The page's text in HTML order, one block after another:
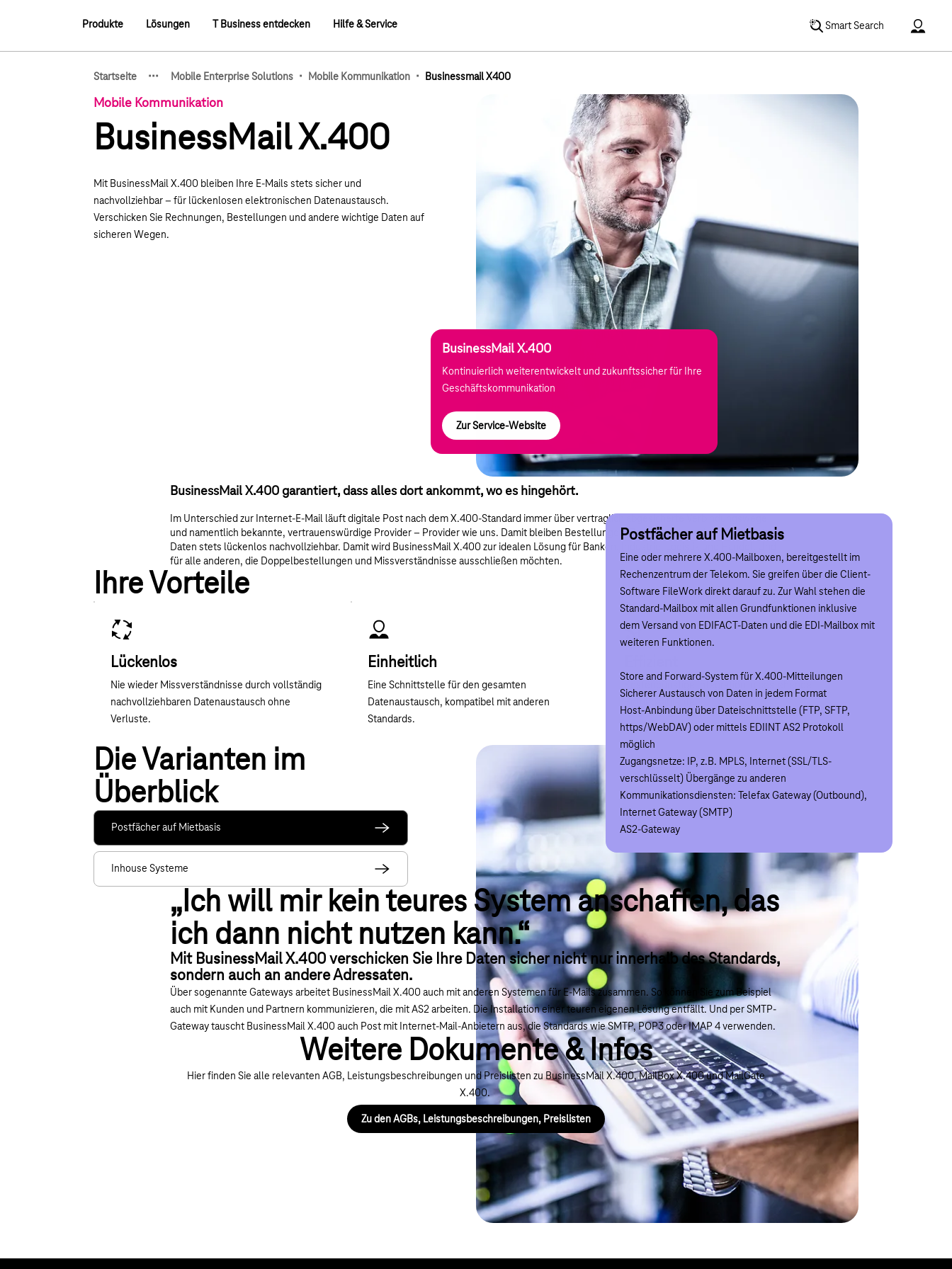
Hauptnavigation
Produkte Lösungen T Business entdecken Hilfe & Service Smart Search
Startseite
Zeige verborgene Breadcrumb-Elemente
··· Mobile Enterprise Solutions · Mobile Kommunikation · Businessmail X400
Mobile Kommunikation
BusinessMail X.400
Mit BusinessMail X.400 bleiben Ihre E-Mails stets sicher und
nachvollziehbar – für lückenlosen elektronischen Datenaustausch.
Verschicken Sie Rechnungen, Bestellungen und andere wichtige Daten auf
sicheren Wegen.
BusinessMail X.400
Kontinuierlich weiterentwickelt und zukunftssicher für Ihre
Geschäftskommunikation
Zur Service-Website
BusinessMail X.400 garantiert, dass alles dort ankommt, wo es hingehört.
Im Unterschied zur Internet-E-Mail läuft digitale Post nach dem X.400-Standard immer über vertraglich abgesicherte Verbindungswege
und namentlich bekannte, vertrauenswürdige Provider – Provider wie uns. Damit bleiben Bestellungen, Rechnungen und andere wichtige
Daten stets lückenlos nachvollziehbar. Damit wird BusinessMail X.400 zur idealen Lösung für Banken, Industrie, Logistik und Handel. Und
für alle anderen, die Doppelbestellungen und Missverständnisse ausschließen möchten.
Ihre Vorteile
Lückenlos
Nie wieder Missverständnisse durch vollständig
nachvollziehbaren Datenaustausch ohne
Verluste.
Einheitlich
Eine Schnittstelle für den gesamten
Datenaustausch, kompatibel mit anderen
Standards.
Kostengünstige Integration in bestehende
Die Varianten im
Überblick
Postfächer auf Mietbasis
Inhouse Systeme
Postfächer auf Mietbasis
Eine oder mehrere X.400-Mailboxen, bereitgestellt im
Rechenzentrum der Telekom. Sie greifen über die Client-
Software FileWork direkt darauf zu. Zur Wahl stehen die
Standard-Mailbox mit allen Grundfunktionen inklusive
dem Versand von EDIFACT-Daten und die EDI-Mailbox mit
weiteren Funktionen.
Store and Forward-System für X.400-Mitteilungen
Sicherer Austausch von Daten in jedem Format
Host-Anbindung über Dateischnittstelle (FTP, SFTP,
https/WebDAV) oder mittels EDIINT AS2 Protokoll
möglich
Zugangsnetze: IP, z.B. MPLS, Internet (SSL/TLS-
verschlüsselt) Übergänge zu anderen
Kommunikationsdiensten: Telefax Gateway (Outbound),
Internet Gateway (SMTP)
AS2-Gateway
Inhouse Systeme
Sie betreiben bereits einen eigenen Mail-Server (z. B.
Microsoft Exchange)? MailGate X.400 ermöglicht Ihnen
anwendungsunabhängig standardisierte Mitteilungen
über das weltweite X.400-Netz auszutauschen. Im
Mails dabei aktiv zugestellt.
Anbindung über X.400-MTA (P1) oder SMTP MTA
Anwendungsübergreifende Kommunikation
verschiedenster Mitteilungssysteme über den weltweiten
X.400-Verbund
Zugangsnetze: MPLS, Internet (IPSec VPN)
Übergänge zu anderen Kommunikationsdiensten: Telefax
Gateway (Outbound), Internet Gateway (SMTP)
AS2-Gateway
„Ich will mir kein teures System anschaffen, das
ich dann nicht nutzen kann.“
Mit BusinessMail X.400 verschicken Sie Ihre Daten sicher nicht nur innerhalb des Standards,
sondern auch an andere Adressaten.
Über sogenannte Gateways arbeitet BusinessMail X.400 auch mit anderen Systemen für E-Mails zusammen. So können Sie zum Beispiel
auch mit Kunden und Partnern kommunizieren, die mit AS2 arbeiten. Die Installation einer teuren eigenen Lösung entfällt. Und per SMTP-
Gateway tauscht BusinessMail X.400 auch Post mit Internet-Mail-Anbietern aus, die Standards wie SMTP, POP3 oder IMAP 4 verwenden.
Weitere Dokumente & Infos
Hier finden Sie alle relevanten AGB, Leistungsbeschreibungen und Preislisten zu BusinessMail X.400, MailBox X.400 und MailGate
X.400.
Zu den AGBs, Leistungsbeschreibungen, Preislisten